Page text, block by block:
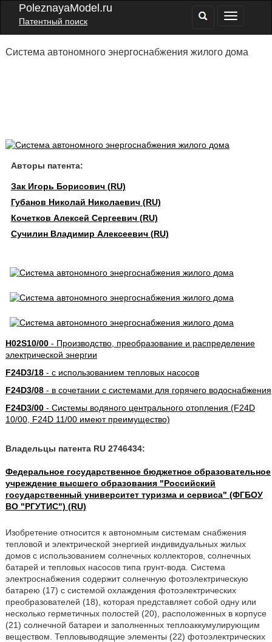
PoleznayaModel.ru
Патентный поиск
Система автономного энергоснабжения жилого дома
Авторы патента:
Зак Игорь Борисович (RU)
Губанов Николай Николаевич (RU)
Кочетков Алексей Сергеевич (RU)
Сучилин Владимир Алексеевич (RU)
H02S10/00- Производство, преобразование и распределение
электрической энергии
F24D3/18- с использованием тепловых насосов
F24D3/08- в сочетании с системами для горячего водоснабжения
F24D3/00- Системы водяного центрального отопления (F24D
10/00, F24D 11/00 имеют преимущество)
Владельцы патента RU 2746434:
Федеральное государственное бюджетное образовательное
учреждение высшего образования "Российский
государственный университет туризма и сервиса" (ФГБОУ
ВО "РГУТИС") (RU)
Изобретение относится к автономным системам снабжения
тепловой и электрической энергией индивидуальных жилых
домов с использованием солнечных коллекторов, солнечных
батарей и тепловых насосов типа грунт-вода. Система
электроснабжения содержит солнечную фотоэлектрическую
батарею (17) с системой охлаждения фотоэлектрических
преобразователей (18), которая представляет собой одну или
несколько герметичных полостей (20), расположенных в корпусе
(21) солнечной батареи и заполненных теплоаккумулирующим
веществом. Тепловыводящие элементы (22) фотоэлектрических